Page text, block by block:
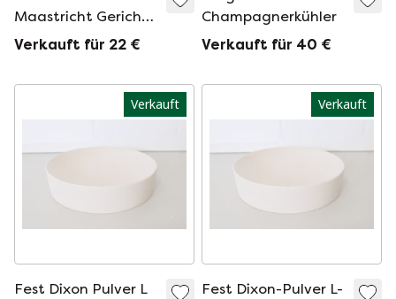
Maastricht Gericht
von Max Verboeket
Verkauft für 22 €
Champagnerkühler
Verkauft für 40 €
Verkauft
Fest Dixon Pulver L
Verkauft
Fest Dixon-Pulver L-